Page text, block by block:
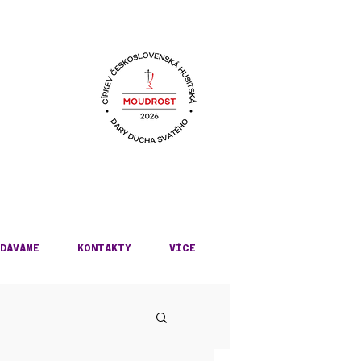
KONTAKTY VÍCE